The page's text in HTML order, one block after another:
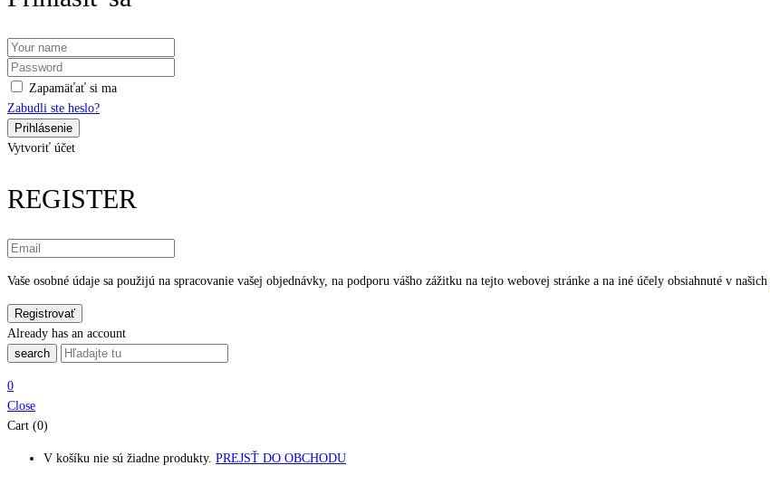
Zapamäťať si ma
Zabudli ste heslo?
Vytvoriť účet
REGISTER
Vaše osobné údaje sa použijú na spracovanie vašej objednávky, na podporu vášho zážitku na tejto webovej stránke a na iné účely obsiahnuté v našich
Already has an account
search
0
Close
Cart (0)
V košíku nie sú žiadne produkty. PREJSŤ DO OBCHODU